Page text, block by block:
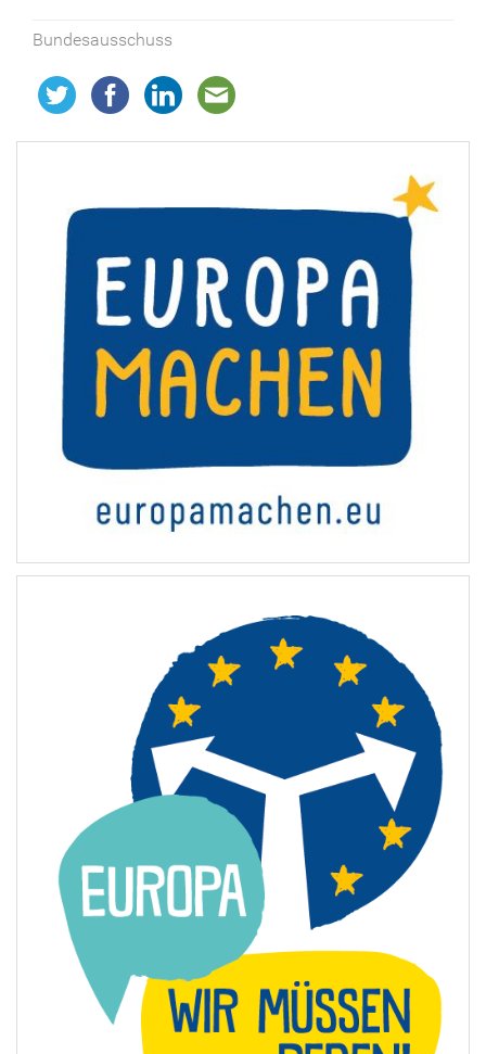
Bundesausschuss